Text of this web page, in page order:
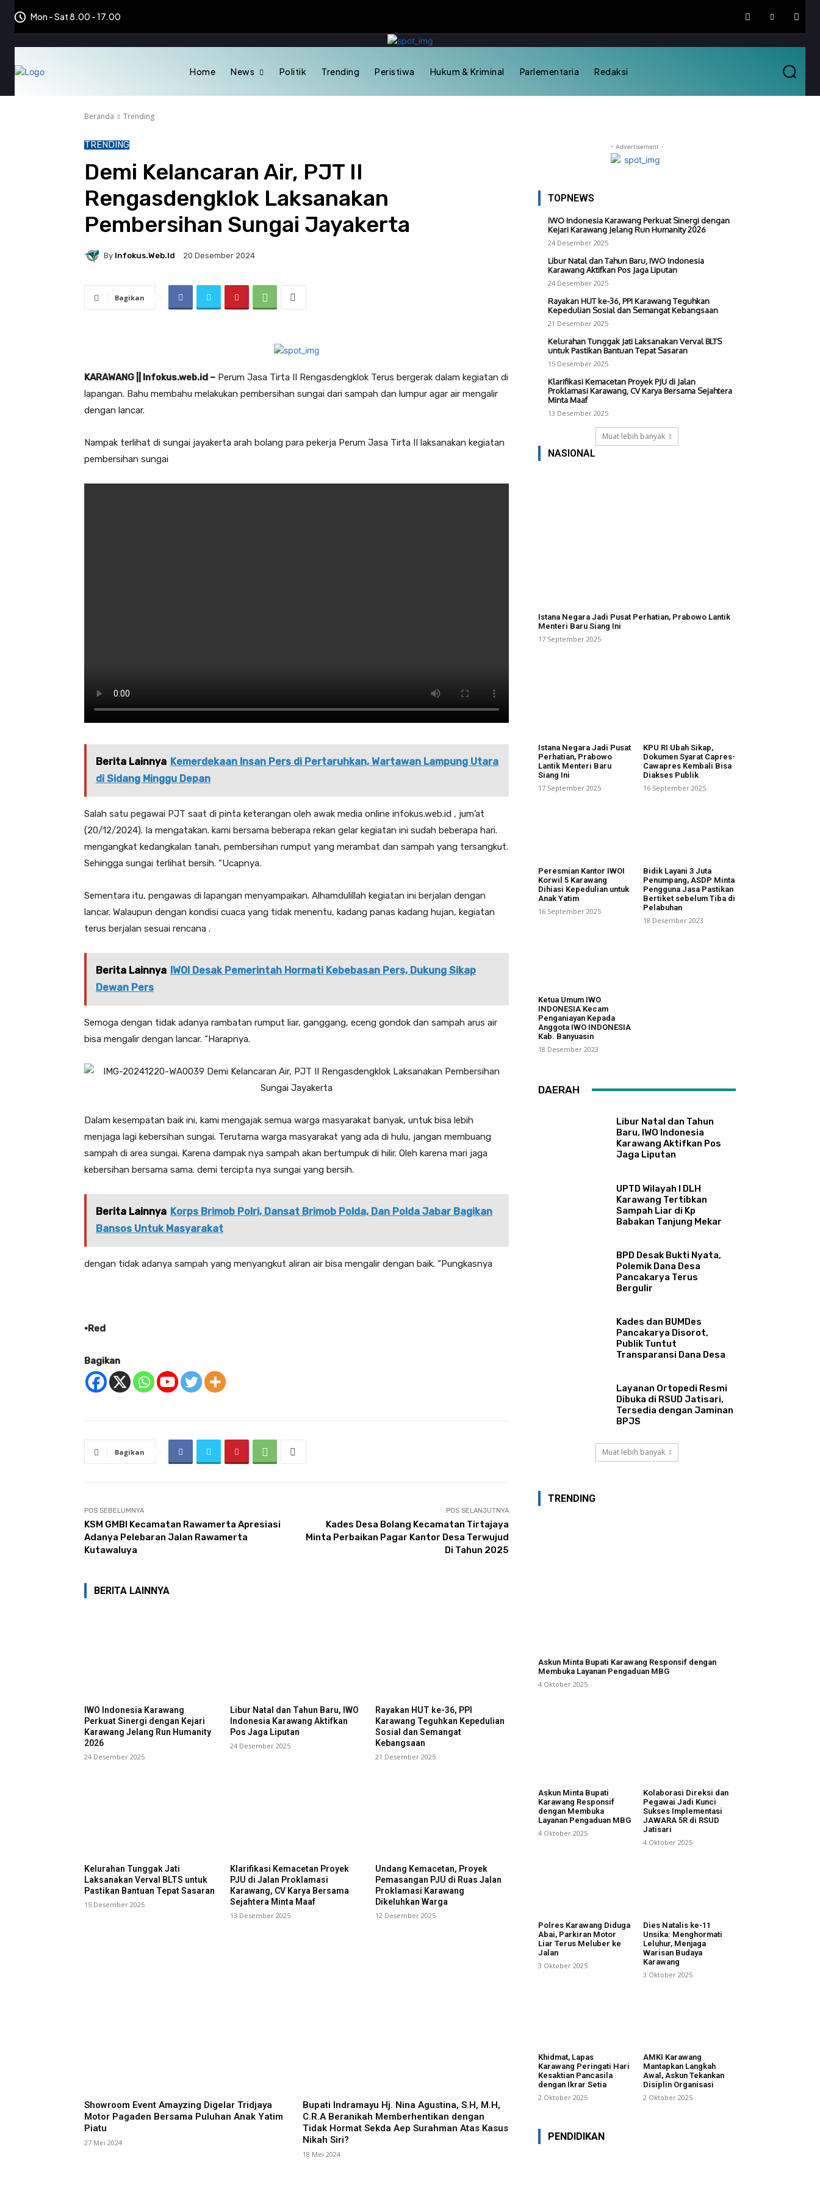
Mon - Sat 8.00 - 17.00
Home News Politik Trending Peristiwa Hukum & Kriminal Parlementaria Redaksi
Beranda Trending
TRENDING
Demi Kelancaran Air, PJT II
Rengasdengklok Laksanakan
Pembersihan Sungai Jayakerta
By Infokus.web.id 20 Desember 2024
Bagikan
KARAWANG || Infokus.web.id – Perum Jasa Tirta II Rengasdengklok Terus bergerak dalam kegiatan di
lapangan. Bahu membahu melakukan pembersihan sungai dari sampah dan lumpur agar air mengalir
dengan lancar.
Nampak terlihat di sungai jayakerta arah bolang para pekerja Perum Jasa Tirta II laksanakan kegiatan
pembersihan sungai
Berita Lainnya Kemerdekaan Insan Pers di Pertaruhkan, Wartawan Lampung Utara
di Sidang Minggu Depan
Salah satu pegawai PJT saat di pinta keterangan oleh awak media online infokus.web.id , jum’at
(20/12/2024). Ia mengatakan. kami bersama beberapa rekan gelar kegiatan ini sudah beberapa hari.
mengangkat kedangkalan tanah, pembersihan rumput yang merambat dan sampah yang tersangkut.
Sehingga sungai terlihat bersih. “Ucapnya.
Sementara itu, pengawas di lapangan menyampaikan. Alhamdulillah kegiatan ini berjalan dengan
lancar. Walaupun dengan kondisi cuaca yang tidak menentu, kadang panas kadang hujan, kegiatan
terus berjalan sesuai rencana .
Berita Lainnya IWOI Desak Pemerintah Hormati Kebebasan Pers, Dukung Sikap
Dewan Pers
Semoga dengan tidak adanya rambatan rumput liar, ganggang, eceng gondok dan sampah arus air
bisa mengalir dengan lancar. “Harapnya.
Dalam kesempatan baik ini, kami mengajak semua warga masyarakat banyak, untuk bisa lebih
menjaga lagi kebersihan sungai. Terutama warga masyarakat yang ada di hulu, jangan membuang
sampah di area sungai. Karena dampak nya sampah akan bertumpuk di hilir. Oleh karena mari jaga
kebersihan bersama sama. demi tercipta nya sungai yang bersih.
Berita Lainnya Korps Brimob Polri, Dansat Brimob Polda, Dan Polda Jabar Bagikan
Bansos Untuk Masyarakat
dengan tidak adanya sampah yang menyangkut aliran air bisa mengalir dengan baik. “Pungkasnya
•Red
Bagikan
Bagikan
POS SEBELUMNYA
KSM GMBI Kecamatan Rawamerta Apresiasi
Adanya Pelebaran Jalan Rawamerta
Kutawaluya
POS SELANJUTNYA
Kades Desa Bolang Kecamatan Tirtajaya
Minta Perbaikan Pagar Kantor Desa Terwujud
Di Tahun 2025
BERITA LAINNYA
IWO Indonesia Karawang
Perkuat Sinergi dengan Kejari
Karawang Jelang Run Humanity
2026
24 Desember 2025
Libur Natal dan Tahun Baru, IWO
Indonesia Karawang Aktifkan
Pos Jaga Liputan
24 Desember 2025
Rayakan HUT ke-36, PPI
Karawang Teguhkan Kepedulian
Sosial dan Semangat
Kebangsaan
21 Desember 2025
Kelurahan Tunggak Jati
Laksanakan Verval BLTS untuk
Pastikan Bantuan Tepat Sasaran
15 Desember 2025
Klarifikasi Kemacetan Proyek
PJU di Jalan Proklamasi
Karawang, CV Karya Bersama
Sejahtera Minta Maaf
13 Desember 2025
Undang Kemacetan, Proyek
Pemasangan PJU di Ruas Jalan
Proklamasi Karawang
Dikeluhkan Warga
12 Desember 2025
Showroom Event Amayzing Digelar Tridjaya
Motor Pagaden Bersama Puluhan Anak Yatim
Piatu
27 Mei 2024
Bupati Indramayu Hj. Nina Agustina, S.H, M.H,
C.R.A Beranikah Memberhentikan dengan
Tidak Hormat Sekda Aep Surahman Atas Kasus
Nikah Siri?
18 Mei 2024
- Advertisement -
TOPNEWS
IWO Indonesia Karawang Perkuat Sinergi dengan
Kejari Karawang Jelang Run Humanity 2026
24 Desember 2025
Libur Natal dan Tahun Baru, IWO Indonesia
Karawang Aktifkan Pos Jaga Liputan
24 Desember 2025
Rayakan HUT ke-36, PPI Karawang Teguhkan
Kepedulian Sosial dan Semangat Kebangsaan
21 Desember 2025
Kelurahan Tunggak Jati Laksanakan Verval BLTS
untuk Pastikan Bantuan Tepat Sasaran
15 Desember 2025
Klarifikasi Kemacetan Proyek PJU di Jalan
Proklamasi Karawang, CV Karya Bersama Sejahtera
Minta Maaf
13 Desember 2025
Muat lebih banyak
NASIONAL
Istana Negara Jadi Pusat Perhatian, Prabowo Lantik
Menteri Baru Siang Ini
17 September 2025
Istana Negara Jadi Pusat
Perhatian, Prabowo
Lantik Menteri Baru
Siang Ini
17 September 2025
KPU RI Ubah Sikap,
Dokumen Syarat Capres-
Cawapres Kembali Bisa
Diakses Publik
16 September 2025
Peresmian Kantor IWOI
Korwil 5 Karawang
Dihiasi Kepedulian untuk
Anak Yatim
16 September 2025
Bidik Layani 3 Juta
Penumpang, ASDP Minta
Pengguna Jasa Pastikan
Bertiket sebelum Tiba di
Pelabuhan
18 Desember 2023
Ketua Umum IWO
INDONESIA Kecam
Penganiayan Kepada
Anggota IWO INDONESIA
Kab. Banyuasin
18 Desember 2023
DAERAH
Libur Natal dan Tahun
Baru, IWO Indonesia
Karawang Aktifkan Pos
Jaga Liputan
UPTD Wilayah I DLH
Karawang Tertibkan
Sampah Liar di Kp
Babakan Tanjung Mekar
BPD Desak Bukti Nyata,
Polemik Dana Desa
Pancakarya Terus
Bergulir
Kades dan BUMDes
Pancakarya Disorot,
Publik Tuntut
Transparansi Dana Desa
Layanan Ortopedi Resmi
Dibuka di RSUD Jatisari,
Tersedia dengan Jaminan
BPJS
Muat lebih banyak
TRENDING
Askun Minta Bupati Karawang Responsif dengan
Membuka Layanan Pengaduan MBG
4 Oktober 2025
Askun Minta Bupati
Karawang Responsif
dengan Membuka
Layanan Pengaduan MBG
4 Oktober 2025
Kolaborasi Direksi dan
Pegawai Jadi Kunci
Sukses Implementasi
JAWARA 5R di RSUD
Jatisari
4 Oktober 2025
Polres Karawang Diduga
Abai, Parkiran Motor
Liar Terus Meluber ke
Jalan
3 Oktober 2025
Dies Natalis ke-11
Unsika: Menghormati
Leluhur, Menjaga
Warisan Budaya
Karawang
3 Oktober 2025
Khidmat, Lapas
Karawang Peringati Hari
Kesaktian Pancasila
dengan Ikrar Setia
2 Oktober 2025
AMKI Karawang
Mantapkan Langkah
Awal, Askun Tekankan
Disiplin Organisasi
2 Oktober 2025
PENDIDIKAN